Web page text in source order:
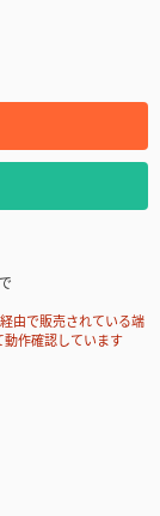
由で販売されている端
動作確認しています